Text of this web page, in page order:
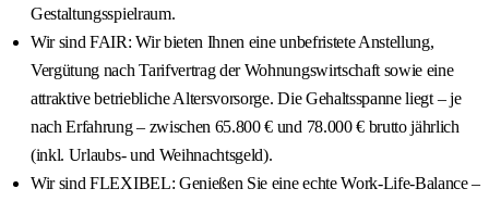
Gestaltungsspielraum.
Wir sind FAIR: Wir bieten Ihnen eine unbefristete Anstellung,
Vergütung nach Tarifvertrag der Wohnungswirtschaft sowie eine
attraktive betriebliche Altersvorsorge. Die Gehaltsspanne liegt – je
nach Erfahrung – zwischen 65.800 € und 78.000 € brutto jährlich
(inkl. Urlaubs- und Weihnachtsgeld).
Wir sind FLEXIBEL: Genießen Sie eine echte Work‑Life‑Balance –